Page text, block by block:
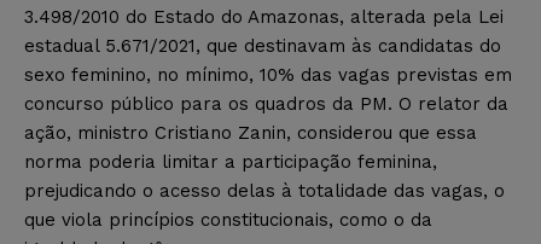
3.498/2010 do Estado do Amazonas, alterada pela Lei
estadual 5.671/2021, que destinavam às candidatas do
sexo feminino, no mínimo, 10% das vagas previstas em
concurso público para os quadros da PM. O relator da
ação, ministro Cristiano Zanin, considerou que essa
norma poderia limitar a participação feminina,
prejudicando o acesso delas à totalidade das vagas, o
que viola princípios constitucionais, como o da